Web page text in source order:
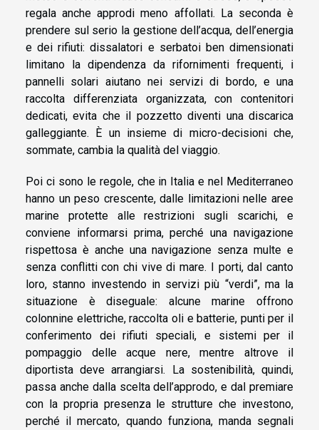
regala anche approdi meno affollati. La seconda è
prendere sul serio la gestione dell’acqua, dell’energia
e dei rifiuti: dissalatori e serbatoi ben dimensionati
limitano la dipendenza da rifornimenti frequenti, i
pannelli solari aiutano nei servizi di bordo, e una
raccolta differenziata organizzata, con contenitori
dedicati, evita che il pozzetto diventi una discarica
galleggiante. È un insieme di micro-decisioni che,
sommate, cambia la qualità del viaggio.
Poi ci sono le regole, che in Italia e nel Mediterraneo
hanno un peso crescente, dalle limitazioni nelle aree
marine protette alle restrizioni sugli scarichi, e
conviene informarsi prima, perché una navigazione
rispettosa è anche una navigazione senza multe e
senza conflitti con chi vive di mare. I porti, dal canto
loro, stanno investendo in servizi più “verdi”, ma la
situazione è diseguale: alcune marine offrono
colonnine elettriche, raccolta oli e batterie, punti per il
conferimento dei rifiuti speciali, e sistemi per il
pompaggio delle acque nere, mentre altrove il
diportista deve arrangiarsi. La sostenibilità, quindi,
passa anche dalla scelta dell’approdo, e dal premiare
con la propria presenza le strutture che investono,
perché il mercato, quando funziona, manda segnali